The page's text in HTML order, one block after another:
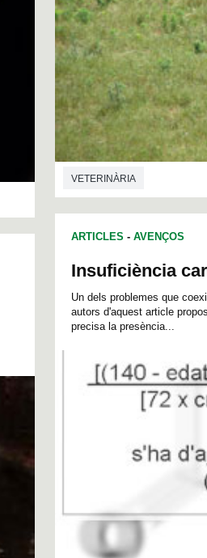
VETERINÀRIA
ARTICLES - AVENÇOS
Insuficiència
Un dels problemes que
autors d'aquest article
precisa la presència...